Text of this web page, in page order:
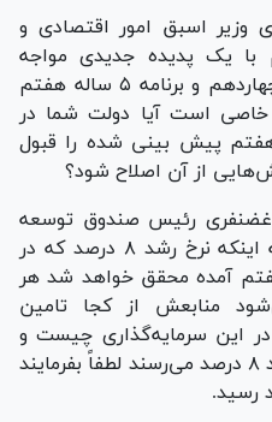
وزیر اسبق امور اقتصادی و
با یک پدیده جدیدی مواجه
هستیم و آن همزمانی دولت چهاردهم و برنامه ۵ ساله هفتم
است آیا دولت شما در
هفتم پیش بینی شده را قبول
از آن اصلاح شود؟
رئیس صندوق توسعه
ملی: چگونه متعهد می‌شوند به اینکه نرخ رشد ۸ درصد که در
هفتم آمده محقق خواهد شد هر
منابعش از کجا تامین
سرمایه‌گذاری چیست و
اگر به صورت پلکانی به نرخ رشد ۸ درصد می‌رسند لطفاً بفرمایند
رسید.